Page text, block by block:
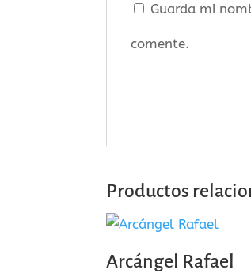
Guarda mi
comente.
Productos
Arcángel Rafael